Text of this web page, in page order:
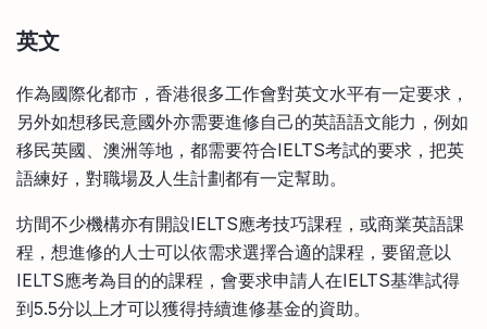
英文
作為國際化都市，香港很多工作會對英文水平有一定要求，
另外如想移民意國外亦需要進修自己的英語語文能力，例如
移民英國、澳洲等地，都需要符合IELTS考試的要求，把英
語練好，對職場及人生計劃都有一定幫助。
坊間不少機構亦有開設IELTS應考技巧課程，或商業英語課
程，想進修的人士可以依需求選擇合適的課程，要留意以
IELTS應考為目的的課程，會要求申請人在IELTS基準試得
到5.5分以上才可以獲得持續進修基金的資助。